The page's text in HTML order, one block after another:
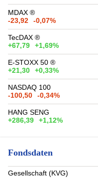
MDAX ®
-23,92
-0,07%
TecDAX ®
+67,79
+1,69%
E-STOXX 50 ®
+21,30
+0,33%
NASDAQ 100
-100,50
-0,34%
HANG SENG
+286,39
+1,12%
Fondsdaten
Gesellschaft (KVG)